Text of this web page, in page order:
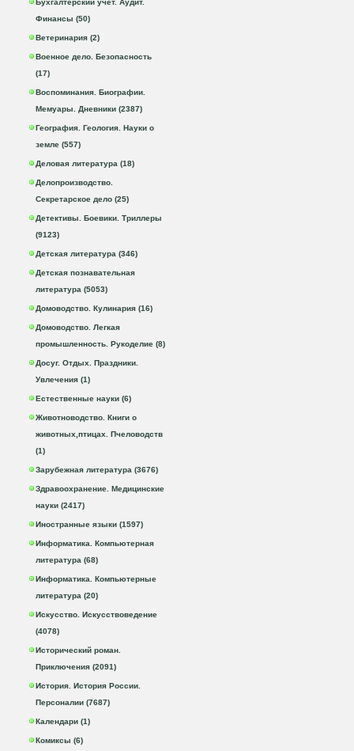
Финансы (50)
Ветеринария (2)
Военное дело. Безопасность
(17)
Воспоминания. Биографии.
Мемуары. Дневники (2387)
География. Геология. Науки о
земле (557)
Деловая литература (18)
Делопроизводство.
Секретарское дело (25)
Детективы. Боевики. Триллеры
(9123)
Детская литература (346)
Детская познавательная
литература (5053)
Домоводство. Кулинария (16)
Домоводство. Легкая
промышленность. Рукоделие (8)
Досуг. Отдых. Праздники.
Увлечения (1)
Естественные науки (6)
Животноводство. Книги о
животных,птицах. Пчеловодств
(1)
Зарубежная литература (3676)
Здравоохранение. Медицинские
науки (2417)
Иностранные языки (1597)
Информатика. Компьютерная
литература (68)
Информатика. Компьютерные
литература (20)
Искусство. Искусствоведение
(4078)
Исторический роман.
Приключения (2091)
История. История России.
Персоналии (7687)
Календари (1)
Комиксы (6)